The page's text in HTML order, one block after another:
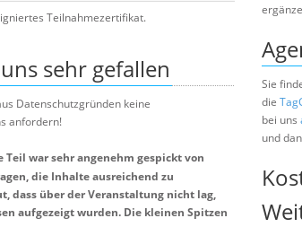
Teilnahmezertifikat.
sehr gefallen
Datenschutzgründen keine
anfordern!
Teil war sehr angenehm gespickt von
die Inhalte ausreichend zu
dass über der Veranstaltung nicht lag,
aufgezeigt wurden. Die kleinen Spitzen
Sie
die
bei uns
und